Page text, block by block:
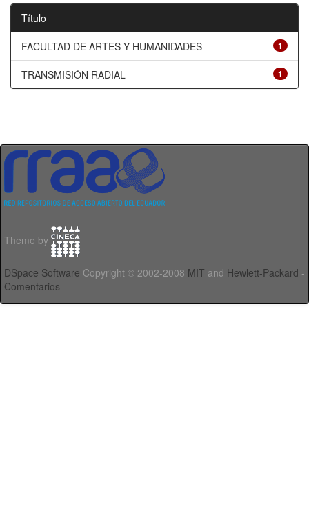
Título
1
FACULTAD DE ARTES Y HUMANIDADES
1
TRANSMISIÓN RADIAL
Theme by
DSpace Software Copyright © 2002-2008 MIT and Hewlett-Packard -
Comentarios